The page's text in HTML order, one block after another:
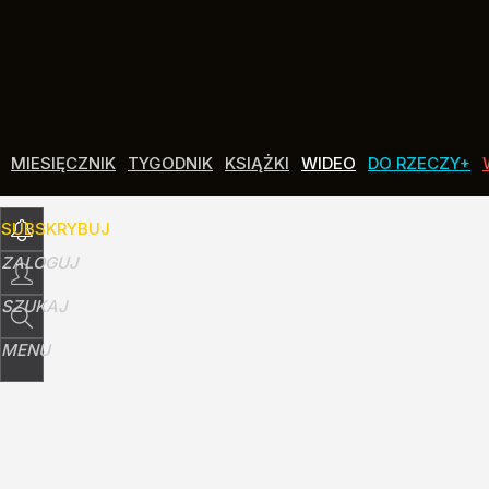
MIESIĘCZNIK TYGODNIK KSIĄŻKI WIDEO DO RZECZY+
SUBSKRYBUJ
ZALOGUJ
SZUKAJ
MENU